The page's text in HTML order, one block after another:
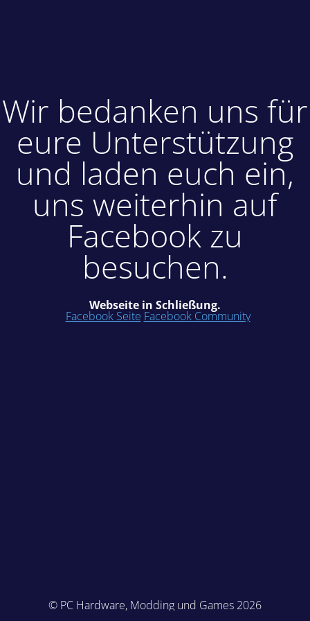
Wir bedanken uns für
eure Unterstützung
und laden euch ein,
uns weiterhin auf
Facebook zu
besuchen.
Webseite in Schließung.
Facebook Seite Facebook Community
© PC Hardware, Modding und Games 2026